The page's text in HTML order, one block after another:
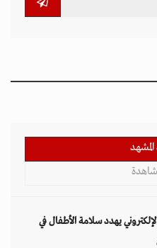
المشهد
يهدد سلامة الأطفال في